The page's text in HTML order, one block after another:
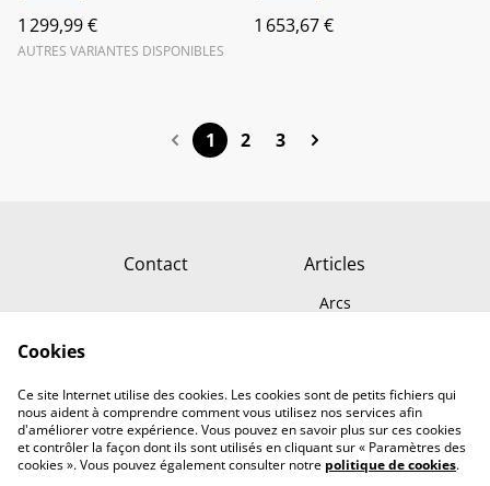
1 299,99 €
AUTRES VARIANTES DISPONIBLES
1 653,67 €
1 2 3
Contact Articles
Arcs
Conditions générales
Politique de
confidentialité
Cookies
Ce site Internet utilise des cookies. Les cookies sont de petits fichiers qui
nous aident à comprendre comment vous utilisez nos services afin
d'améliorer votre expérience. Vous pouvez en savoir plus sur ces cookies
et contrôler la façon dont ils sont utilisés en cliquant sur « Paramètres des
cookies ». Vous pouvez également consulter notre politique de cookies.